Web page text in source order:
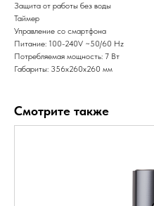
Защита от работы без воды
Таймер
Управление со смартфона
Питание: 100-240V ~50/60 Hz
Потребляемая мощность: 7 Вт
Габариты: 356х260х260 мм
Смотрите также